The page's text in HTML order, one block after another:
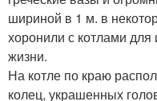
шириной в 1 м. в
хоронили с котлами для
жизни.
На котле по краю
колец, украшенных